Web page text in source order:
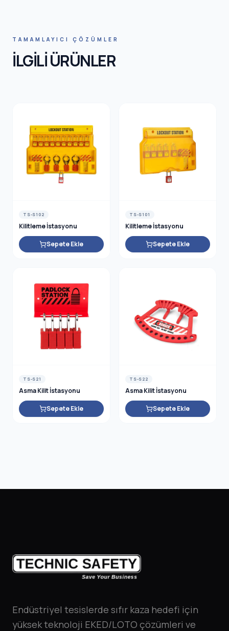
TAMAMLAYICI ÇÖZÜMLER
İLGİLİ ÜRÜNLER
TS-S102
Kilitleme İstasyonu
Sepete Ekle
TS-S101
Kilitleme İstasyonu
Sepete Ekle
TS-S21
Asma Kilit İstasyonu
Sepete Ekle
TS-S22
Asma Kilit İstasyonu
Sepete Ekle
Endüstriyel tesislerde sıfır kaza hedefi için
yüksek teknoloji EKED/LOTO çözümleri ve